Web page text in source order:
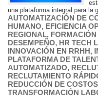
una plataforma integral para la
AUTOMATIZACIÓN DE
HUMANO, EFICIENCIA
REGIONAL,
DESEMPEÑO, HR TECH
INNOVACIÓN EN RRHH,
PLATAFORMA DE
AUTOMATIZADO,
RECLUTAMIENTO
REDUCCIÓN DE COSTOS
TRANSFORMACIÓN